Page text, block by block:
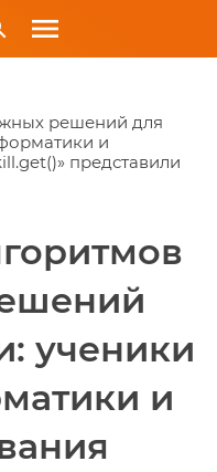
menu
решений для
и
представили
ученики
и